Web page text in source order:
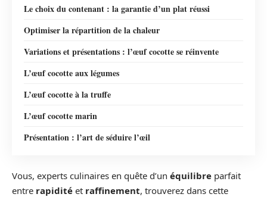
Le choix du contenant : la garantie d’un plat réussi
Optimiser la répartition de la chaleur
Variations et présentations : l’œuf cocotte se réinvente
L’œuf cocotte aux légumes
L’œuf cocotte à la truffe
L’œuf cocotte marin
Présentation : l’art de séduire l’œil
Vous, experts culinaires en quête d’un équilibre parfait
entre rapidité et raffinement, trouverez dans cette